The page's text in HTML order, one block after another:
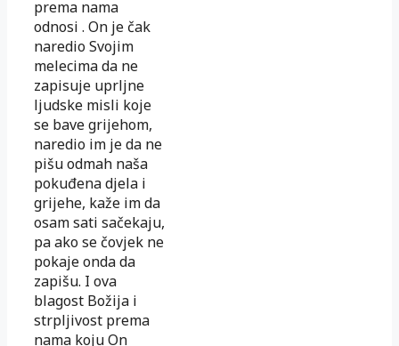
prema nama
odnosi . On je čak
naredio Svojim
melecima da ne
zapisuje uprljne
ljudske misli koje
se bave grijehom,
naredio im je da ne
pišu odmah naša
pokuđena djela i
grijehe, kaže im da
osam sati sačekaju,
pa ako se čovjek ne
pokaje onda da
zapišu. I ova
blagost Božija i
strpljivost prema
nama koju On